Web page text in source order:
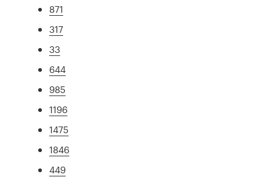
871
317
33
644
985
1196
1475
1846
449